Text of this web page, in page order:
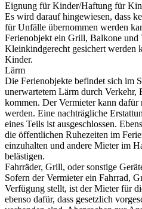
Eignung für Kinder/Haftung für
Es wird darauf hingewiesen, dass
für Unfälle übernommen werden
Ferienobjekt ein Grill, Balkone und
Kleinkindgerecht gesichert werden
Kinder.
Lärm
Die Ferienobjekte befindet sich im
unerwartetem Lärm durch Verkehr,
kommen. Der Vermieter kann
werden. Eine nachträgliche
eines Teils ist ausgeschlossen.
die öffentlichen Ruhezeiten im
einzuhalten und andere Mieter im
belästigen.
Fahrräder, Grill, oder sonstige
Sofern der Vermieter ein Fahrrad,
Verfügung stellt, ist der Mieter für
ebenso dafür, dass gesetzlich